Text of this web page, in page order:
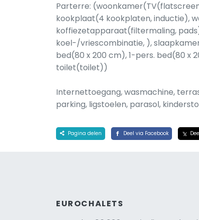
Parterre:
kookplaat(4 kookplaten, inductie),
koffiezetapparaat(filtermaling,
koel-/vriescombinatie, ),
bed(80 x 200 cm), 1-pers. bed(80 x
toilet(toilet))
Internettoegang, wasmachine,
parking, ligstoelen, parasol,
Pagina delen Deel via Facebook
EUROCHALETS